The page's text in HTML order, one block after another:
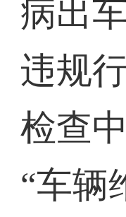
病出
违规
检查
“车辆